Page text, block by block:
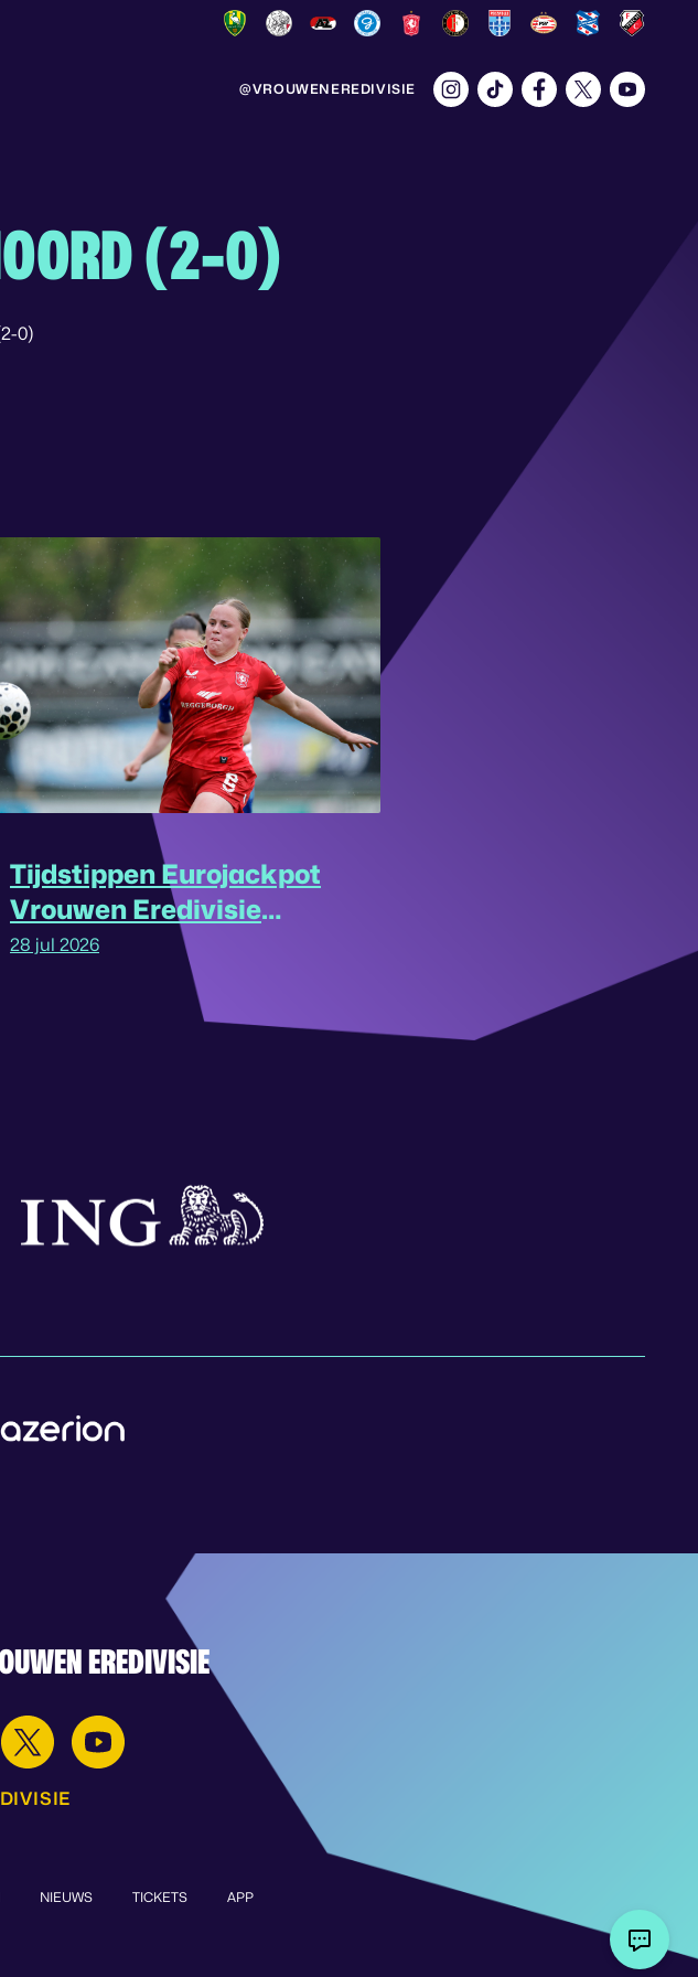
@VROUWENEREDIVISIE
(2-0)
0)
Tijdstippen Eurojackpot
Vrouwen Eredivisie
omgedraaid
28 jul 2026
EREDIVISIE
NIEUWS TICKETS APP